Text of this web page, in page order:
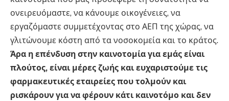
ονειρευόμαστε, να κάνουμε οικογένειες, να
εργαζόμαστε συμμετέχοντας στο ΑΕΠ της χώρας, να
γλιτώνουμε κόστη από τα νοσοκομεία και το κράτος.
Άρα η επένδυση στην καινοτομία για εμάς είναι
πλούτος, είναι μέρες ζωής και ευχαριστούμε τις
φαρμακευτικές εταιρείες που τολμούν και
ρισκάρουν για να φέρουν κάτι καινοτόμο και δεν